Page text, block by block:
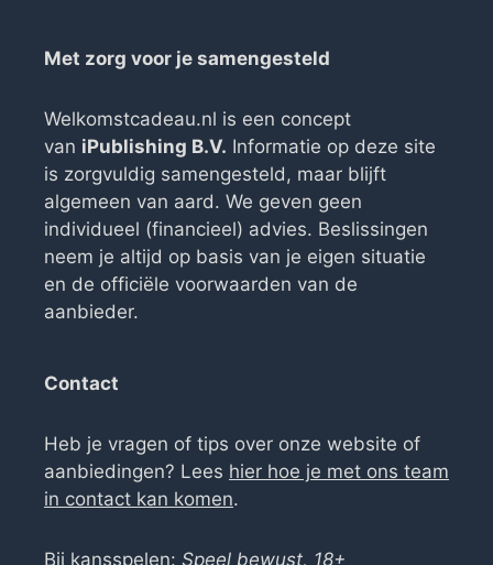
Met zorg voor je samengesteld
Welkomstcadeau.nl is een concept
van iPublishing B.V. Informatie op deze site
is zorgvuldig samengesteld, maar blijft
algemeen van aard. We geven geen
individueel (financieel) advies. Beslissingen
neem je altijd op basis van je eigen situatie
en de officiële voorwaarden van de
aanbieder.
Contact
Heb je vragen of tips over onze website of
aanbiedingen? Lees hier hoe je met ons team
in contact kan komen.
Bij kansspelen: Speel bewust, 18+